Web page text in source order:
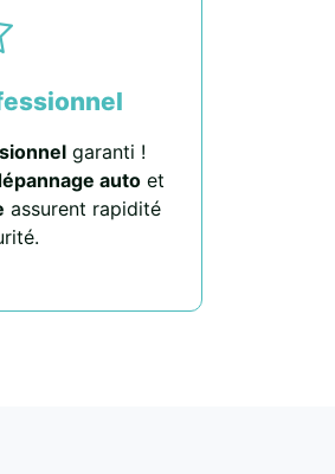
garanti !
auto et
assurent rapidité